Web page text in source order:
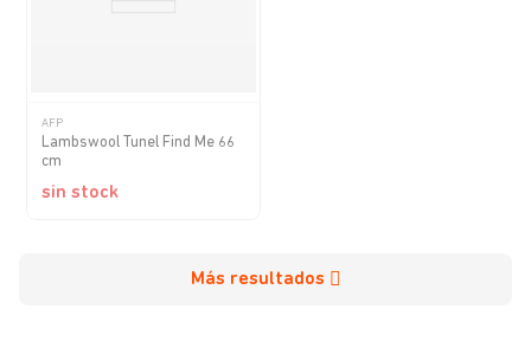
AFP
Lambswool Tunel Find Me 66
cm
sin stock